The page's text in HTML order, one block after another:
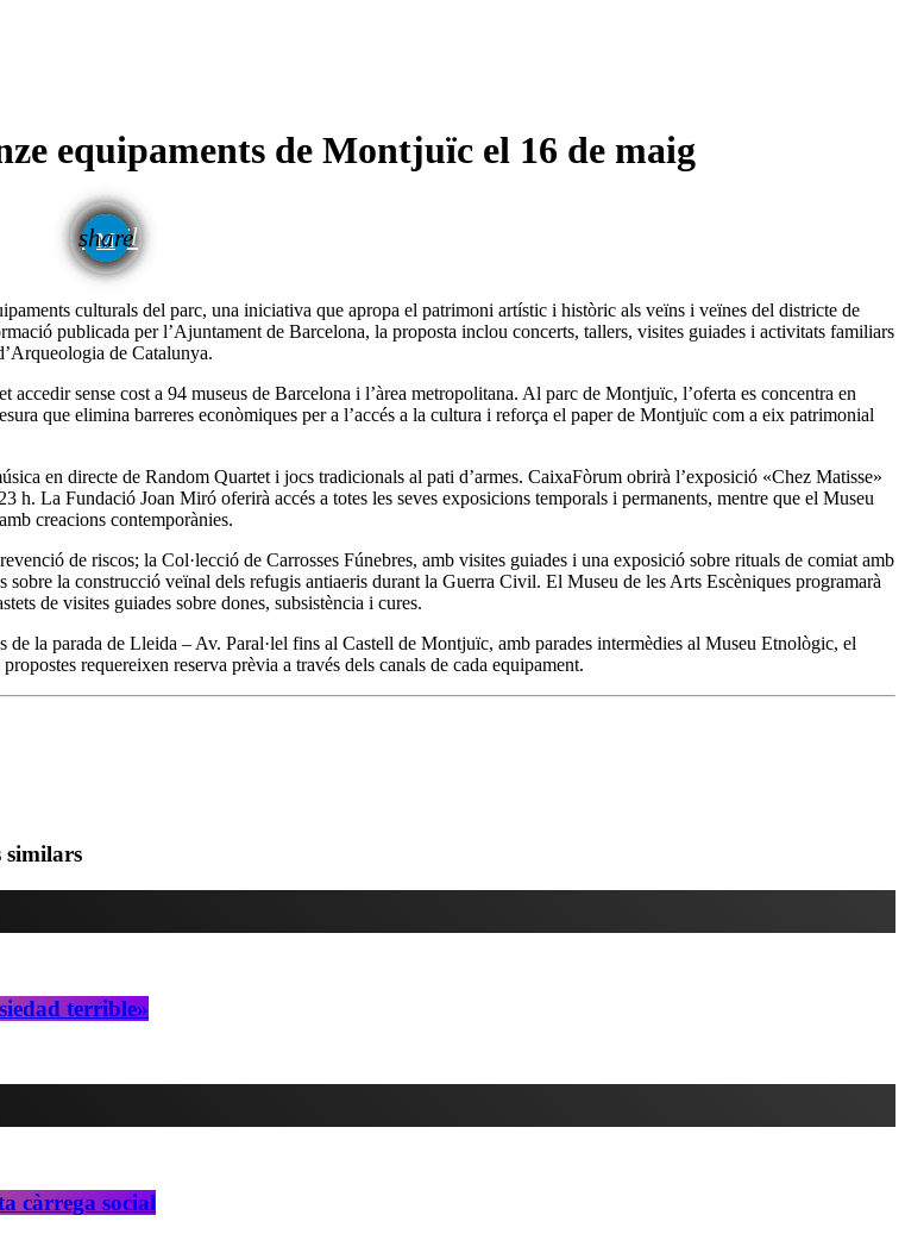
equipaments de Montjuïc el 16 de maig
share
email
culturals del parc, una iniciativa que apropa el patrimoni artístic i històric als veïns i veïnes del districte de
publicada per l’Ajuntament de Barcelona, la proposta inclou concerts, tallers, visites guiades i activitats familiars
de Catalunya.
sense cost a 94 museus de Barcelona i l’àrea metropolitana. Al parc de Montjuïc, l’oferta es concentra en
que elimina barreres econòmiques per a l’accés a la cultura i reforça el paper de Montjuïc com a eix patrimonial
en directe de Random Quartet i jocs tradicionals al pati d’armes. CaixaFòrum obrirà l’exposició «Chez Matisse»
La Fundació Joan Miró oferirà accés a totes les seves exposicions temporals i permanents, mentre que el Museu
creacions contemporànies.
de riscos; la Col·lecció de Carrosses Fúnebres, amb visites guiades i una exposició sobre rituals de comiat amb
la construcció veïnal dels refugis antiaeris durant la Guerra Civil. El Museu de les Arts Escèniques programarà
de visites guiades sobre dones, subsistència i cures.
la parada de Lleida – Av. Paral·lel fins al Castell de Montjuïc, amb parades intermèdies al Museu Etnològic, el
requereixen reserva prèvia a través dels canals de cada equipament.
similars
terrible»
càrrega social